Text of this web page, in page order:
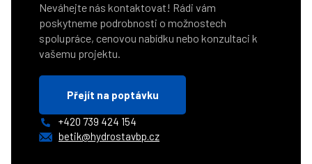
Neváhejte nás kontaktovat! Rádi vám
poskytneme podrobnosti o možnostech
spolupráce, cenovou nabídku nebo konzultaci k
vašemu projektu.
Přejít na poptávku
+420 739 424 154
betik@hydrostavbp.cz